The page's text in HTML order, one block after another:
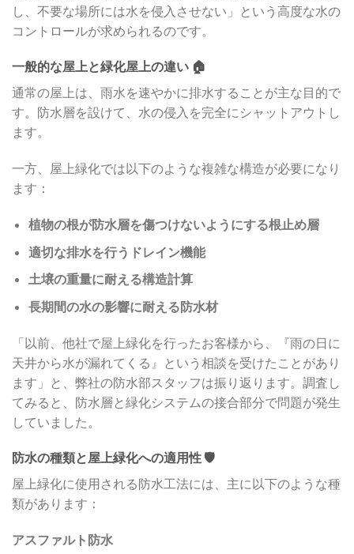
し、不要な場所には水を侵入させない」という高度な水の
コントロールが求められるのです。
一般的な屋上と緑化屋上の違い 🏠
通常の屋上は、雨水を速やかに排水することが主な目的で
す。防水層を設けて、水の侵入を完全にシャットアウトし
ます。
一方、屋上緑化では以下のような複雑な構造が必要になり
ます：
植物の根が防水層を傷つけないようにする根止め層
適切な排水を行うドレイン機能
土壌の重量に耐える構造計算
長期間の水の影響に耐える防水材
「以前、他社で屋上緑化を行ったお客様から、『雨の日に
天井から水が漏れてくる』という相談を受けたことがあり
ます」と、弊社の防水部スタッフは振り返ります。調査し
てみると、防水層と緑化システムの接合部分で問題が発生
していました。
防水の種類と屋上緑化への適用性 🛡️
屋上緑化に使用される防水工法には、主に以下のような種
類があります：
アスファルト防水